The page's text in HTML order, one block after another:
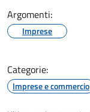
Argomenti:
Imprese
Categorie:
Imprese e commercio